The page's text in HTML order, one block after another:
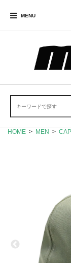
MENU
HOME > MEN >